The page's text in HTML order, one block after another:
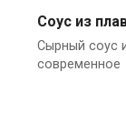
Соус из
Сырный соус
современное